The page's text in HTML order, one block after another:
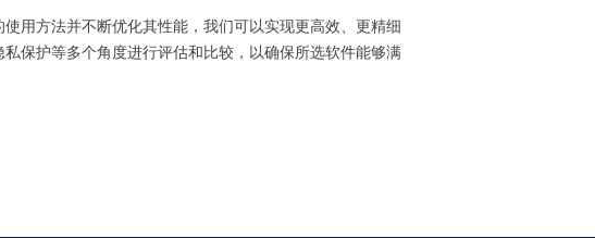
用方法并不断优化其性能，我们可以实现更高效、更精细
保护等多个角度进行评估和比较，以确保所选软件能够满